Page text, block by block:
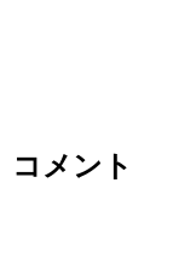
コメント